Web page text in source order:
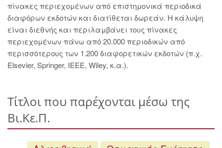
πίνακες περιεχομένων από επιστημονικά περιοδικά
διαφόρων εκδοτών και διατίθεται δωρεάν. Η κάλυψη
είναι διεθνής και περιλαμβάνει τους πίνακες
περιεχομένων πάνω από 20.000 περιοδικών από
περισσότερους των 1.200 διαφορετικών εκδοτών (π.χ.
Elsevier, Springer, IEEE, Wiley, κ.α.).
Τίτλοι που παρέχονται μέσω της
Βι.Κε.Π.